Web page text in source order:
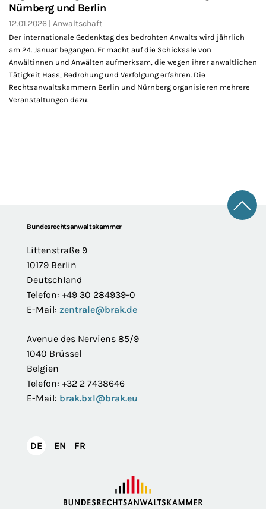
Nürnberg und Berlin
12.01.2026 Anwaltschaft
Der internationale Gedenktag des bedrohten Anwalts wird jährlich
am 24. Januar begangen. Er macht auf die Schicksale von
Anwältinnen und Anwälten aufmerksam, die wegen ihrer anwaltlichen
Tätigkeit Hass, Bedrohung und Verfolgung erfahren. Die
Rechtsanwaltskammern Berlin und Nürnberg organisieren mehrere
Veranstaltungen dazu.
FooterBundesrechtsanwaltskammer
Littenstraße 9
10179 Berlin
Deutschland
Telefon: +49 30 284939-0
E-Mail: zentrale@brak.de
Avenue des Nerviens 85/9
1040 Brüssel
Belgien
Telefon: +32 2 7438646
E-Mail: brak.bxl@brak.eu
DEDeutsch
EN English
FR